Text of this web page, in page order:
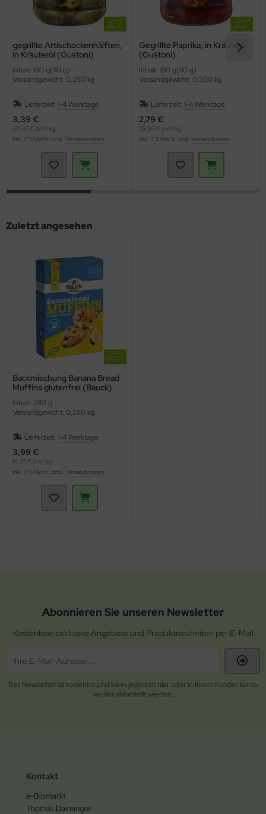
gegrillte Artischockenhälften,
in Kräuteröl (Gustoni)
Inhalt: 190 g(110 g)
Versandgewicht: 0,250 kg
Lieferzeit: 1-4 Werktage
3,39 €
30,82 € pro 1 kg
inkl. 7 % MwSt. zzgl. Versandkosten
Gegrillte Paprika, in Kräuteröl
(Gustoni)
Inhalt: 190 g(110 g)
Versandgewicht: 0,300 kg
Lieferzeit: 1-4 Werktage
2,79 €
25,36 € pro 1 kg
inkl. 7 % MwSt. zzgl. Versandkosten
Zuletzt angesehen
Backmischung Banana Bread
Muffins glutenfrei (Bauck)
Inhalt: 280 g
Versandgewicht: 0,280 kg
Lieferzeit: 1-4 Werktage
3,99 €
14,25 € pro 1 kg
inkl. 7 % MwSt. zzgl. Versandkosten
Abonnieren Sie unseren Newsletter
Kostenlose exklusive Angebote und Produktneuheiten per E-Mail
Der Newsletter ist kostenlos und kann jederzeit hier oder in Ihrem Kundenkonto
wieder abbestellt werden.
Kontakt
e-Biomarkt
Thomas Daiminger